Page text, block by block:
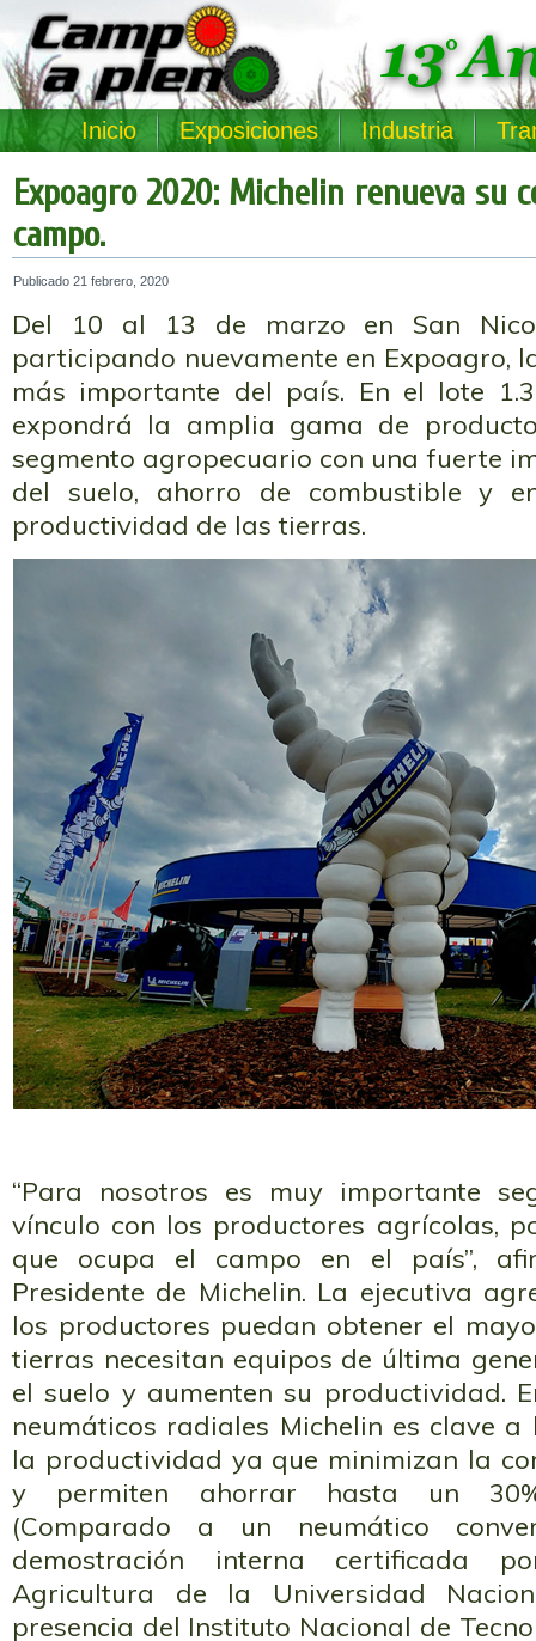
Inicio Exposiciones Industria
Expoagro 2020: Michelin renueva su
campo.
Publicado 21 febrero, 2020
Del 10 al 13 de marzo en San
participando nuevamente en Expoagro,
más importante del país. En el lote
expondrá la amplia gama de
segmento agropecuario con una fuerte
del suelo, ahorro de combustible y
productividad de las tierras.
“Para nosotros es muy importante
vínculo con los productores agrícolas,
que ocupa el campo en el país”,
Presidente de Michelin. La ejecutiva
los productores puedan obtener el
tierras necesitan equipos de última
el suelo y aumenten su productividad.
neumáticos radiales Michelin es clave
la productividad ya que minimizan la
y permiten ahorrar hasta un
(Comparado a un neumático
demostración interna certificada
Agricultura de la Universidad
presencia del Instituto Nacional de